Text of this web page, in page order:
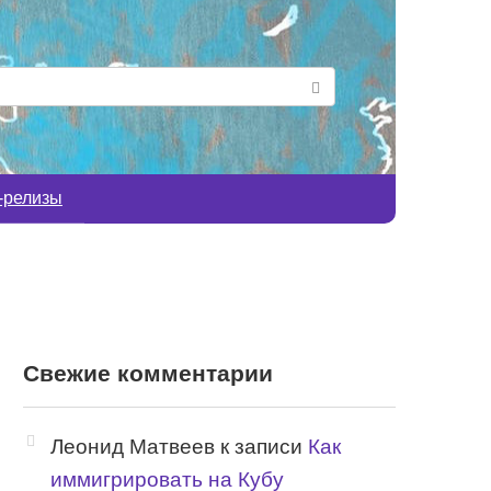
Свежие комментарии
Леонид Матвеев к записи Как
иммигрировать на Кубу